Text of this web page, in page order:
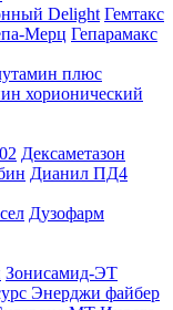
Delight Гемтакс
Мерц Гепарамакс
плюс
хорионический
Дексаметазон
Дианил ПД4
Дузофарм
Зонисамид-ЭТ
Энерджи файбер